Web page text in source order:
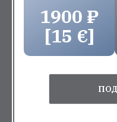
1900 ₽
[15 €]